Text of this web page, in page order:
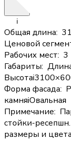
i
Общая длина:
Ценовой
Рабочих мест: 3
Габариты:
Высотаi
Форма фасада:
камняiОвальная
Примечание:
стойки-
размеры и